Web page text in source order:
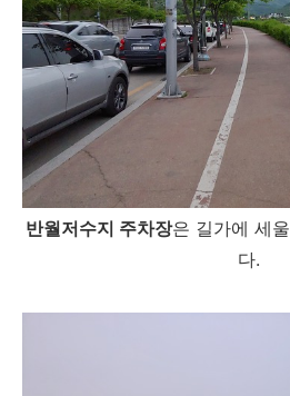
반월저수지 주차장은 길가에 세
다.